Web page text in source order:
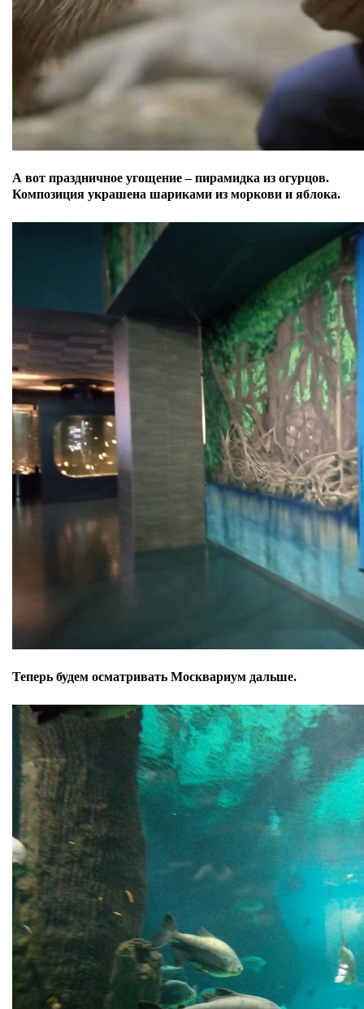
А вот праздничное угощение – пирамидка из огурцов.
Композиция украшена шариками из моркови и яблока.
Теперь будем осматривать Москвариум дальше.